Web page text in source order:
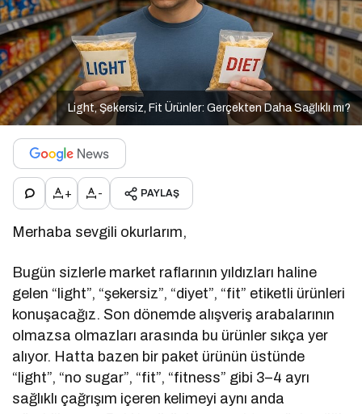
Light, Şekersiz, Fit Ürünler: Gerçekten Daha Sağlıklı mı?
+ - PAYLAŞ
Merhaba sevgili okurlarım,
Bugün sizlerle market raflarının yıldızları haline
gelen “light”, “şekersiz”, “diyet”, “fit” etiketli ürünleri
konuşacağız. Son dönemde alışveriş arabalarının
olmazsa olmazları arasında bu ürünler sıkça yer
alıyor. Hatta bazen bir paket ürünün üstünde
“light”, “no sugar”, “fit”, “fitness” gibi 3–4 ayrı
sağlıklı çağrışım içeren kelimeyi aynı anda